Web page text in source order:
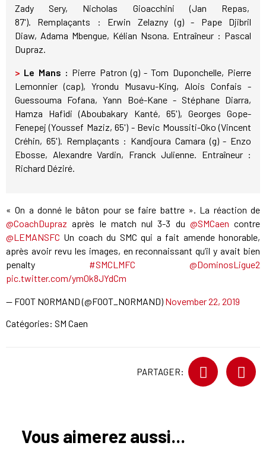
Zady Sery, Nicholas Gioacchini (Jan Repas,
87'). Remplaçants : Erwin Zelazny (g) - Pape Djibril
Diaw, Adama Mbengue, Kélian Nsona. Entraîneur : Pascal
Dupraz.
> Le Mans : Pierre Patron (g) - Tom Duponchelle, Pierre
Lemonnier (cap), Yrondu Musavu-King, Alois Confais -
Guessouma Fofana, Yann Boé-Kane - Stéphane Diarra,
Hamza Hafidi (Aboubakary Kanté, 65'), Georges Gope-
Fenepej (Youssef Maziz, 65') - Bevic Moussiti-Oko (Vincent
Créhin, 65'). Remplaçants : Kandjoura Camara (g) - Enzo
Ebosse, Alexandre Vardin, Franck Julienne. Entraîneur :
Richard Déziré.
« On a donné le bâton pour se faire battre ». La réaction de
@CoachDupraz après le match nul 3-3 du @SMCaen contre
@LEMANSFC Un coach du SMC qui a fait amende honorable,
après avoir revu les images, en reconnaissant qu’il y avait bien
penalty #SMCLMFC
@DominosLigue2
pic.twitter.com/ym0k8JYdCm
— FOOT NORMAND (@FOOT_NORMAND) November 22, 2019
Catégories: SM Caen
PARTAGER:
Vous aimerez aussi...